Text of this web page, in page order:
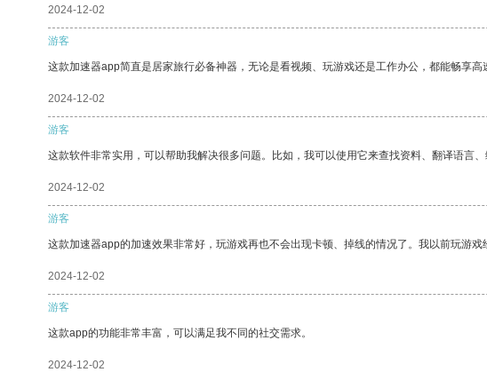
2024-12-02
游客
这款加速器app简直是居家旅行必备神器，无论是看视频、玩游戏还是工作办公，都能畅享
2024-12-02
游客
这款软件非常实用，可以帮助我解决很多问题。比如，我可以使用它来查找资料、翻译语言、
2024-12-02
游客
这款加速器app的加速效果非常好，玩游戏再也不会出现卡顿、掉线的情况了。我以前玩游
2024-12-02
游客
这款app的功能非常丰富，可以满足我不同的社交需求。
2024-12-02